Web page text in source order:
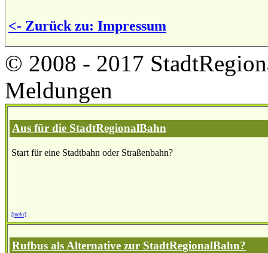
<- Zurück zu: Impressum
© 2008 - 2017
Meldungen
Aus für die StadtRegionalBahn
Start für eine Stadtbahn oder Straßenbahn?
[mehr]
Rufbus als Alternative zur StadtRegionalBahn?